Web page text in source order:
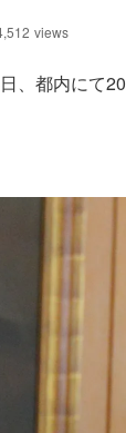
views
、都内にて